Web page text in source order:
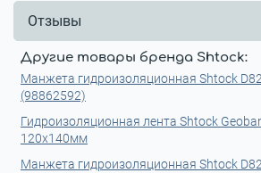
Отзывы
Другие товары бренда Shtock:
Манжета гидроизоляционная Shtock
(98862592)
Гидроизоляционная лента Shtock
120x140мм
Манжета гидроизоляционная Shtock